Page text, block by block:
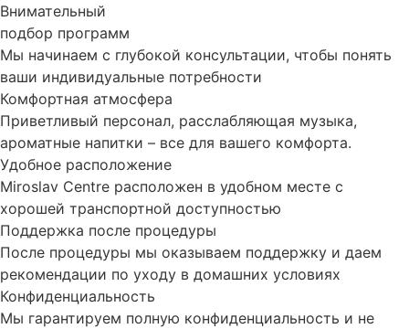
Внимательный
подбор программ
Мы начинаем с глубокой консультации, чтобы понять
ваши индивидуальные потребности
Комфортная атмосфера
Приветливый персонал, расслабляющая музыка,
ароматные напитки – все для вашего комфорта.
Удобное расположение
Miroslav Centre расположен в удобном месте с
хорошей транспортной доступностью
Поддержка после процедуры
После процедуры мы оказываем поддержку и даем
рекомендации по уходу в домашних условиях
Конфиденциальность
Мы гарантируем полную конфиденциальность и не